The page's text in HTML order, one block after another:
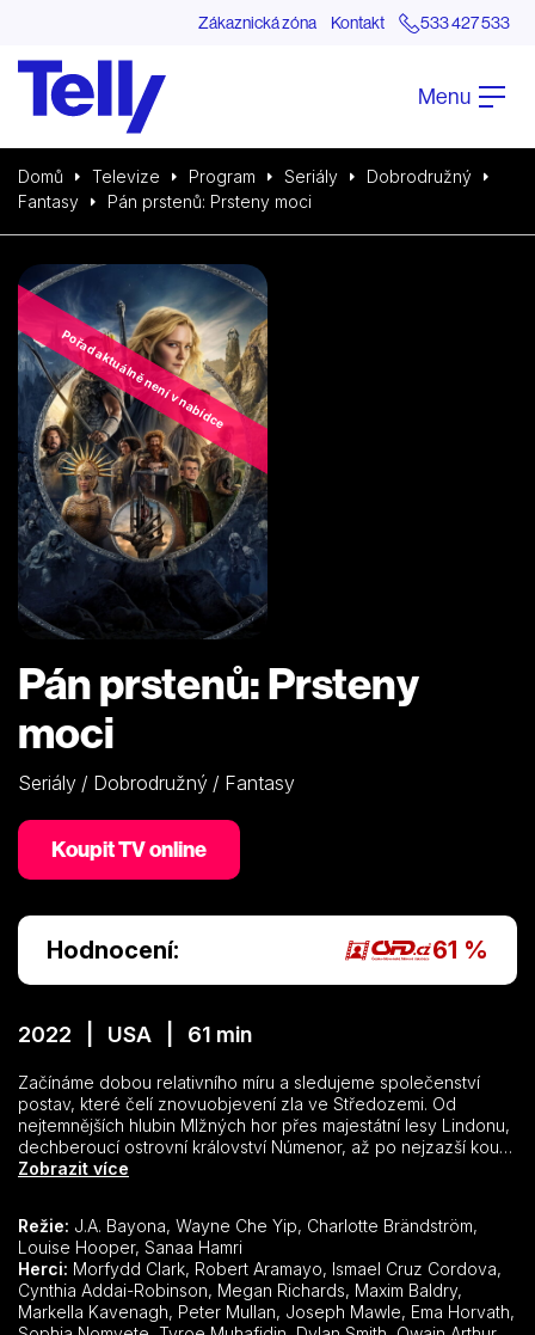
Zákaznická zóna Kontakt 533 427 533
Menu
Domů Televize Program Seriály
Dobrodružný
Fantasy
Pán prstenů: Prsteny moci
Pořad aktuálně není v nabídce
Pán prstenů: Prsteny
moci
Seriály / Dobrodružný / Fantasy
Koupit TV online
Hodnocení: 61 %
2022 | USA | 61 min
Začínáme dobou relativního míru a sledujeme společenství
postav, které čelí znovuobjevení zla ve Středozemi. Od
nejtemnějších hlubin Mlžných hor přes majestátní lesy Lindonu,
dechberoucí ostrovní království Númenor, až po nejzazší kouty
mapy, stvoří tato království a postavy dědictví, která přežívají
Zobrazit více
Režie: J.A. Bayona, Wayne Che Yip, Charlotte Brändström,
Louise Hooper, Sanaa Hamri
Herci: